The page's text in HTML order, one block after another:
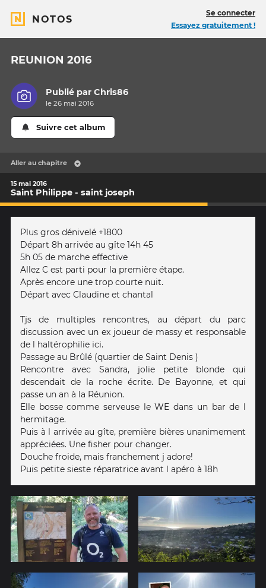
NOTOS
Se connecter
Essayez gratuitement !
REUNION 2016
Publié parChris86
le 26 mai 2016
Suivre cet album
Aller au chapitre
15 mai 2016
Saint Philippe - saint joseph
Plus gros dénivelé +1800
Départ 8h arrivée au gîte 14h 45
5h 05 de marche effective
Allez C est parti pour la première étape.
Après encore une trop courte nuit.
Départ avec Claudine et chantal
Tjs de multiples rencontres, au départ du parc
discussion avec un ex joueur de massy et responsable
de l haltérophilie ici.
Passage au Brûlé (quartier de Saint Denis )
Rencontre avec Sandra, jolie petite blonde qui
descendait de la roche écrite. De Bayonne, et qui
passe un an à la Réunion.
Elle bosse comme serveuse le WE dans un bar de l
hermitage.
Puis à l arrivée au gîte, première bières unanimement
appréciées. Une fisher pour changer.
Douche froide, mais franchement j adore!
Puis petite sieste réparatrice avant l apéro à 18h